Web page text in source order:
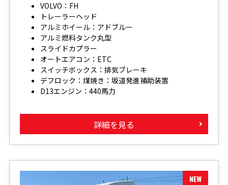
VOLVO：FH
トレーラーヘッド
アルミホイール：アドブルー
アルミ燃料タンク丸型
スライドカプラー
オートエアコン：ETC
スイッチボックス：排気ブレーキ
デフロック：煤焼き：坂道発進補助装置
D13エンジン：440馬力
詳細を見る